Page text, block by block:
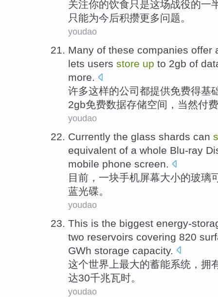
关注你的饮食只是这场战役的一
只能为今后积攒更多问题。
youdao
Many of these companies offer
lets users store up to 2gb of
more.
许多这样的公司 都提供免费得基
2gb免费数据存储空间，当然付费
youdao
Currently the glass shards can
equivalent of a whole Blu-ray
mobile phone screen.
目前 ， 一块手机屏幕大小的玻璃
蓝光碟。
youdao
This is the biggest energy-
two reservoirs covering 820
GWh storage capacity.
这个世界上最大的蓄能系统 ， 拥
达30千兆瓦时。
youdao